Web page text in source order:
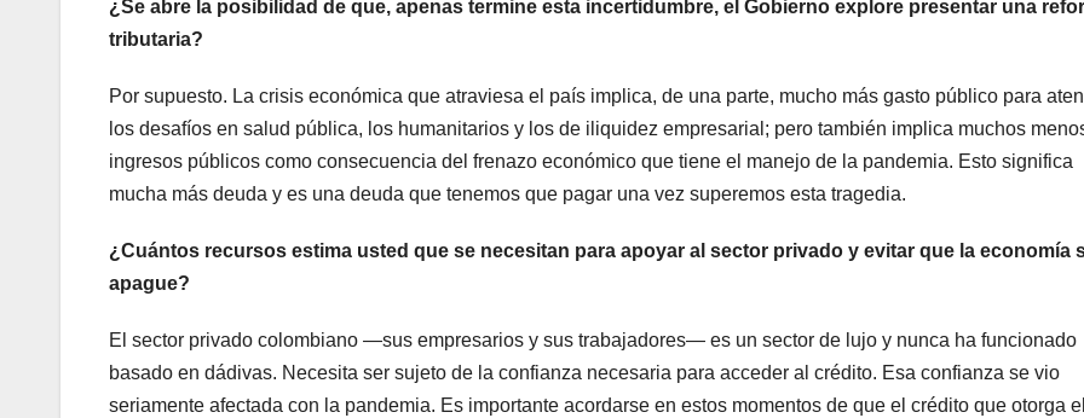
¿Se abre la posibilidad de que, apenas termine esta incertidumbre, el Gobierno explore presentar una
tributaria?
Por supuesto. La crisis económica que atraviesa el país implica, de una parte, mucho más gasto público para
los desafíos en salud pública, los humanitarios y los de iliquidez empresarial; pero también implica muchos
ingresos públicos como consecuencia del frenazo económico que tiene el manejo de la pandemia. Esto significa
mucha más deuda y es una deuda que tenemos que pagar una vez superemos esta tragedia.
¿Cuántos recursos estima usted que se necesitan para apoyar al sector privado y evitar que la economía
apague?
El sector privado colombiano —sus empresarios y sus trabajadores— es un sector de lujo y nunca ha funcionado
basado en dádivas. Necesita ser sujeto de la confianza necesaria para acceder al crédito. Esa confianza se vio
seriamente afectada con la pandemia. Es importante acordarse en estos momentos de que el crédito que otorga el